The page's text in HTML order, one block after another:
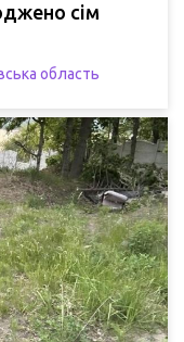
сім
область